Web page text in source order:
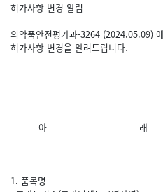
허가사항 변경 알림
의약품안전평가과-3264 (2024.05.09)
허가사항 변경을 알려드립니다.
- 아 래
1. 품목명